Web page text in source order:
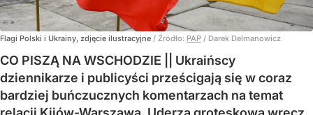
Flagi Polski i Ukrainy, zdjęcie ilustracyjne / Źródło: PAP / Darek Delmanowicz
CO PISZĄ NA WSCHODZIE || Ukraińscy
dziennikarze i publicyści prześcigają się w coraz
bardziej buńczucznych komentarzach na temat